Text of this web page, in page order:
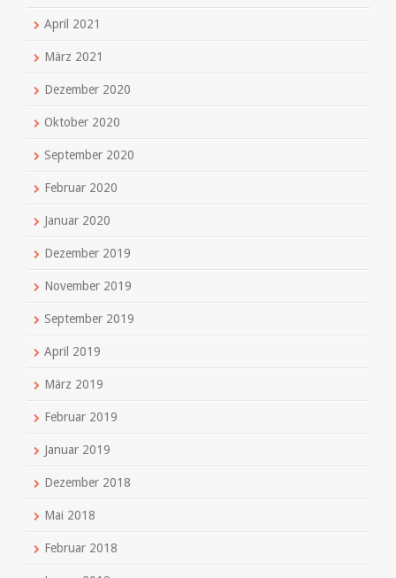
April 2021
März 2021
Dezember 2020
Oktober 2020
September 2020
Februar 2020
Januar 2020
Dezember 2019
November 2019
September 2019
April 2019
März 2019
Februar 2019
Januar 2019
Dezember 2018
Mai 2018
Februar 2018